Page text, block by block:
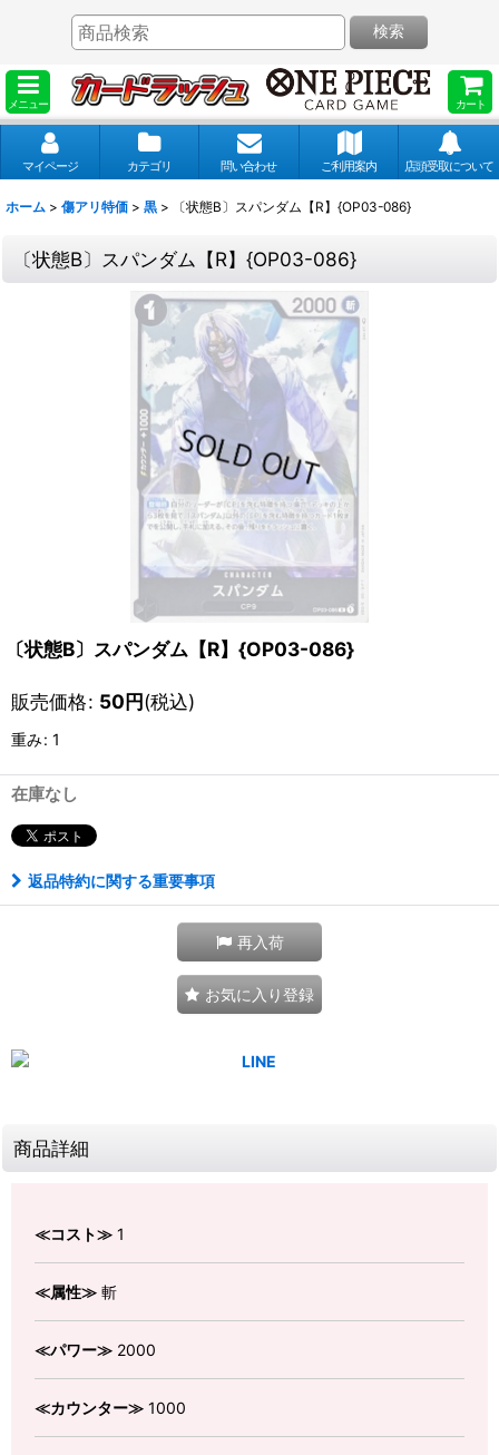
メニュー カート
検索
マイページ カテゴリ 問い合わせ ご利用案内 店頭受取について
ホーム > 傷アリ特価 > 黒 > 〔状態B〕スパンダム【R】{OP03-086}
〔状態B〕スパンダム【R】{OP03-086}
〔状態B〕スパンダム【R】{OP03-086}
販売価格: 50円(税込)
重み: 1
在庫なし
返品特約に関する重要事項
再入荷
お気に入り登録
商品詳細
≪コスト≫ 1
≪属性≫ 斬
≪パワー≫ 2000
≪カウンター≫ 1000